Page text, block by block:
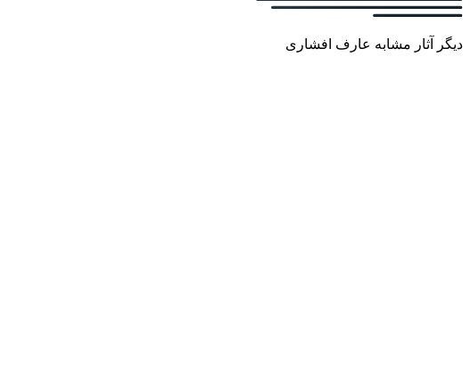
دیگر آثار مشابه عارف افشاری